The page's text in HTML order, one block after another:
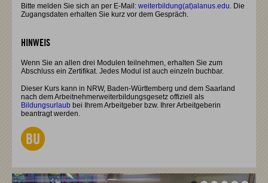
Bitte melden Sie sich an per E-Mail: weiterbildung(at)alanus.edu. Die
Zugangsdaten erhalten Sie kurz vor dem Gespräch.
HINWEIS
Wenn Sie an allen drei Modulen teilnehmen, erhalten Sie zum
Abschluss ein Zertifikat. Jedes Modul ist auch einzeln buchbar.
Dieser Kurs kann in NRW, Baden-Württemberg und dem Saarland
nach dem Arbeitnehmerweiterbildungsgesetz offiziell als
Bildungsurlaub bei Ihrem Arbeitgeber bzw. Ihrer Arbeitgeberin
beantragt werden.